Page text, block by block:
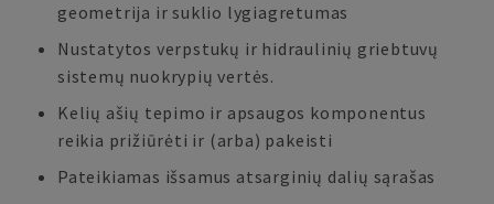
geometrija ir suklio lygiagretumas
Nustatytos verpstukų ir hidraulinių griebtuvų
sistemų nuokrypių vertės.
Kelių ašių tepimo ir apsaugos komponentus
reikia prižiūrėti ir (arba) pakeisti
Pateikiamas išsamus atsarginių dalių sąrašas